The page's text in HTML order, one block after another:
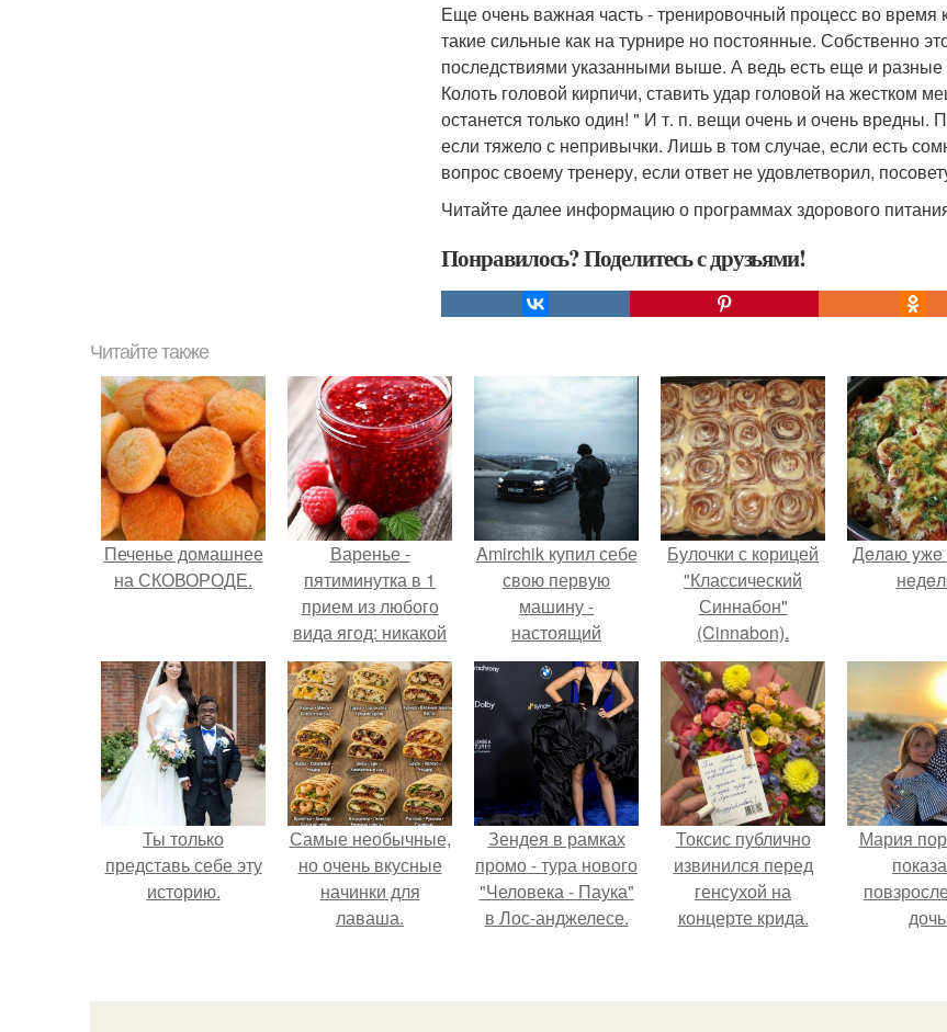
Еще очень важная часть - тренировочный процесс во время
такие сильные как на турнире но постоянные. Собственно
последствиями указанными выше. А ведь есть еще и
Колоть головой кирпичи, ставить удар головой на жестком
останется только один! " И т. п. вещи очень и очень вредны.
если тяжело с непривычки. Лишь в том случае, если есть
вопрос своему тренеру, если ответ не удовлетворил,
Читайте далее информацию о программах здорового
Понравилось? Поделитесь с друзьями!
Читайте также
Печенье домашнее
на СКОВОРОДЕ.
Варенье -
пятиминутка в 1
прием из любого
вида ягод: никакой
длительной варки,
все витамины на
месте!
Amirchik купил себе
свою первую
машину -
настоящий
автомобиль мечты
для многих
автолюбителей.
Булочки с корицей
"Классический
Синнабон"
(Cinnabon).
Дeлaю yжe
Ты только
представь себе эту
историю.
Самые необычные,
но очень вкусные
начинки для
лаваша.
Зендея в рамках
промо - тура нового
"Человека - Паука"
в Лос-анджелесе.
Токсис публично
извинился перед
генсухой на
концерте крида.
Мария